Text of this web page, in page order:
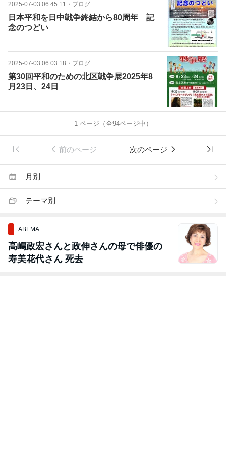
2025-07-03 06:45:11 ・ ブログ
日本平和を日中戦争終結から80周年 記
念のつどい
2025-07-03 06:03:18 ・ ブログ
第30回平和のための北区戦争展2025年8
月23日、24日
1ページ（全94ページ中）
前のページ 次のページ
月別
テーマ別
ABEMA
高嶋政宏さんと政伸さんの母で俳優の
寿美花代さん 死去